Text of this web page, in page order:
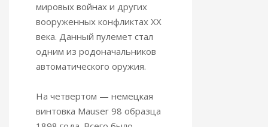
мировых войнах и других
вооруженных конфликтах XX
века. Данный пулемет стал
одним из родоначальников
автоматического оружия.
На четвертом — немецкая
винтовка Mauser 98 образца